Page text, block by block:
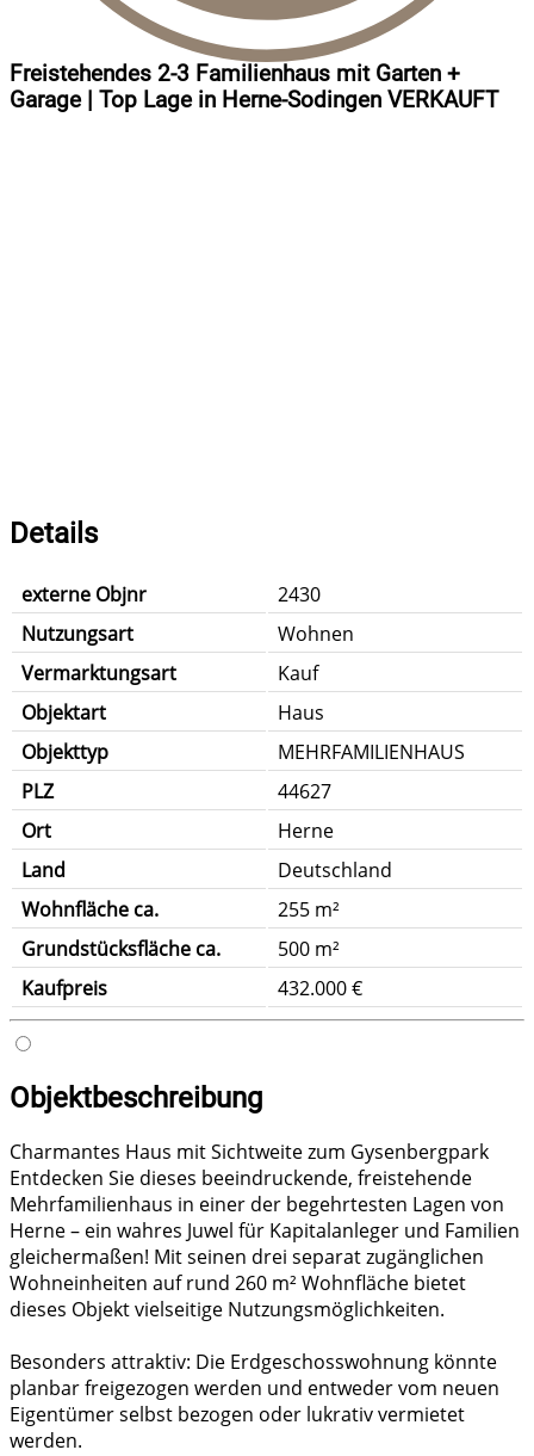
Freistehendes 2-3 Familienhaus mit Garten +
Garage | Top Lage in Herne-Sodingen VERKAUFT
Details
externe Objnr
2430
Nutzungsart
Wohnen
Vermarktungsart
Kauf
Objektart
Haus
Objekttyp
MEHRFAMILIENHAUS
PLZ
44627
Ort
Herne
Land
Deutschland
Wohnfläche ca.
255 m²
Grundstücksfläche ca.
500 m²
Kaufpreis
432.000 €
Objektbeschreibung
Charmantes Haus mit Sichtweite zum Gysenbergpark
Entdecken Sie dieses beeindruckende, freistehende
Mehrfamilienhaus in einer der begehrtesten Lagen von
Herne – ein wahres Juwel für Kapitalanleger und Familien
gleichermaßen! Mit seinen drei separat zugänglichen
Wohneinheiten auf rund 260 m² Wohnfläche bietet
dieses Objekt vielseitige Nutzungsmöglichkeiten.
Besonders attraktiv: Die Erdgeschosswohnung könnte
planbar freigezogen werden und entweder vom neuen
Eigentümer selbst bezogen oder lukrativ vermietet
werden.